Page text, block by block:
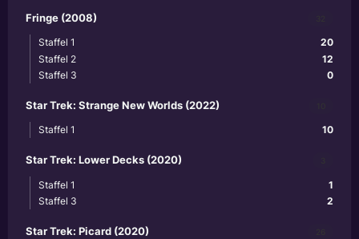
Fringe (2008)
20
Staffel 1
12
Staffel 2
0
Staffel 3
Star Trek: Strange New Worlds (2022)
10
Staffel 1
Star Trek: Lower Decks (2020)
1
Staffel 1
2
Staffel 3
Star Trek: Picard (2020)